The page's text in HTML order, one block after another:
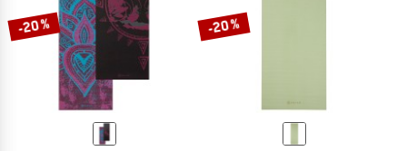
-20 % -20 %